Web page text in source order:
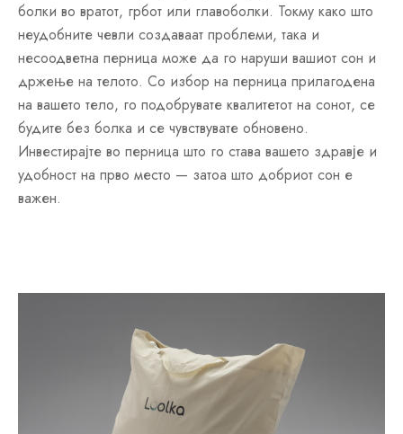
болки во вратот, грбот или главоболки. Токму како што
неудобните чевли создаваат проблеми, така и
несоодветна перница може да го наруши вашиот сон и
држење на телото. Со избор на перница прилагодена
на вашето тело, го подобрувате квалитетот на сонот, се
будите без болка и се чувствувате обновено.
Инвестирајте во перница што го става вашето здравје и
удобност на прво место — затоа што добриот сон е
важен.